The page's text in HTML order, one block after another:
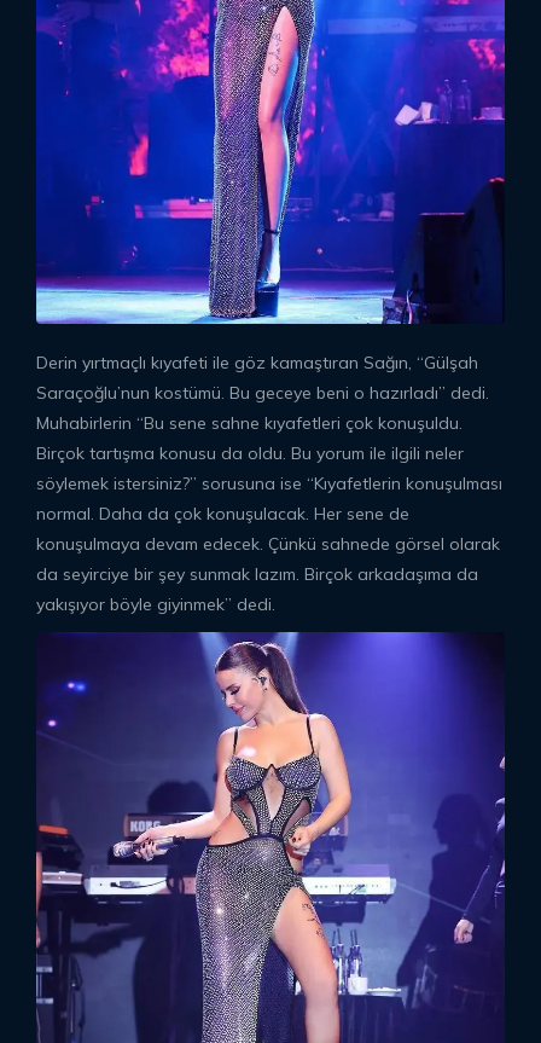
Derin yırtmaçlı kıyafeti ile göz kamaştıran Sağın, “Gülşah
Saraçoğlu’nun kostümü. Bu geceye beni o hazırladı” dedi.
Muhabirlerin “Bu sene sahne kıyafetleri çok konuşuldu.
Birçok tartışma konusu da oldu. Bu yorum ile ilgili neler
söylemek istersiniz?” sorusuna ise “Kıyafetlerin konuşulması
normal. Daha da çok konuşulacak. Her sene de
konuşulmaya devam edecek. Çünkü sahnede görsel olarak
da seyirciye bir şey sunmak lazım. Birçok arkadaşıma da
yakışıyor böyle giyinmek” dedi.